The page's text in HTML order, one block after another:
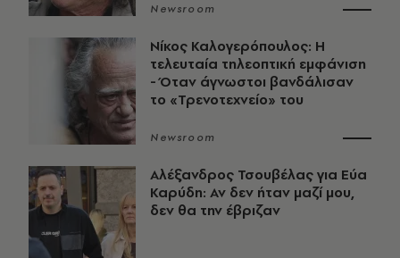
Newsroom
Νίκος Καλογερόπουλος: Η
τελευταία τηλεοπτική εμφάνιση
- Όταν άγνωστοι βανδάλισαν
το «Τρενοτεχνείο» του
Newsroom
Αλέξανδρος Τσουβέλας για Εύα
Καρύδη: Αν δεν ήταν μαζί μου,
δεν θα την έβριζαν